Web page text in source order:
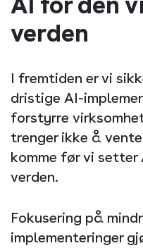
verden
I fremtiden er vi
dristige AI-
forstyrre
trenger ikke å
komme før vi setter
verden.
Fokusering på
implementeringer